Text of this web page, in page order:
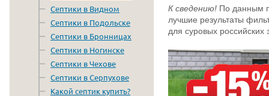
К сведению! По данным
лучшие результаты
для суровых российских
Септики в Видном
Септики в Подольске
Септики в Бронницах
Септики в Ногинске
Септики в Чехове
Септики в Серпухове
Какой септик купить?